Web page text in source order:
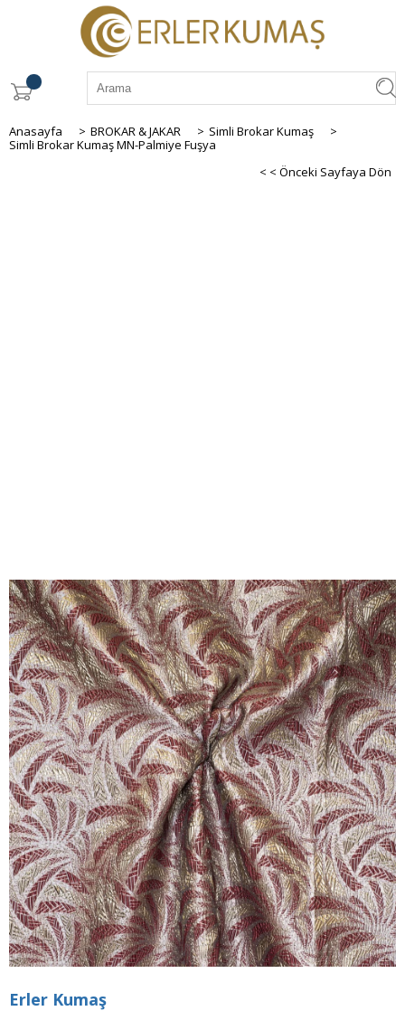
Anasayfa > BROKAR & JAKAR > Simli Brokar Kumaş
>
Simli Brokar Kumaş MN-Palmiye Fuşya
< < Önceki Sayfaya Dön
Erler Kumaş